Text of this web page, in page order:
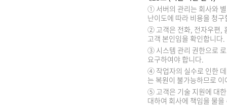
① 서버의 관리는 회사와
난이도에 따라 비용을 청
② 고객은 전화, 전자우편,
고객 본인임을 확인합니다.
③ 시스템 관리 권한으로
요구하여야 합니다.
④ 작업자의 실수로 인한
는 복원이 불가능하므로
⑤ 고객은 기술 지원에 대
대하여 회사에 책임을 물